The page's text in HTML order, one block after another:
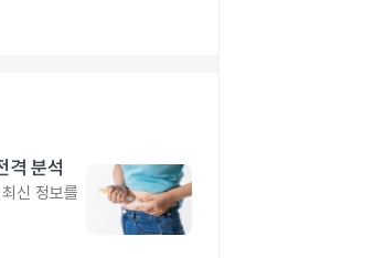
격 분석
신 정보를